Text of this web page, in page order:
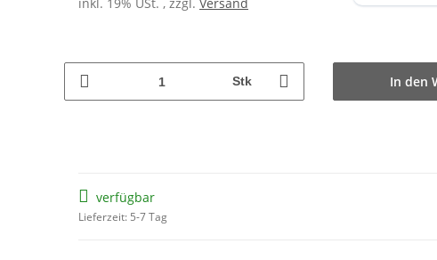
Stk In den
verfügbar
Lieferzeit: 5-7 Tag